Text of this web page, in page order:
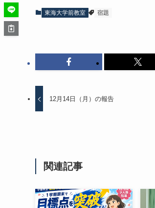
東海大学前教室 宿題
12月14日（月）の報告
関連記事